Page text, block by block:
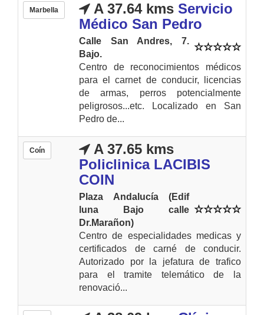
Marbella A 37.64 kms Servicio
Médico San Pedro
Calle San Andres, 7.
Bajo.
Centro de reconocimientos médicos
para el carnet de conducir, licencias
de armas, perros potencialmente
peligrosos...etc. Localizado en San
Pedro de...
Coín
A 37.65 kms
Policlinica LACIBIS
COIN
Plaza Andalucía (Edif
luna Bajo calle
Dr.Marañon)
Centro de especialidades medicas y
certificados de carné de conducir.
Autorizado por la jefatura de trafico
para el tramite telemático de la
renovació...